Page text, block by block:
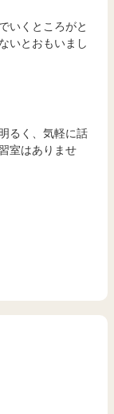
いくところがと
いとおもいまし
るく、気軽に話
室はありませ